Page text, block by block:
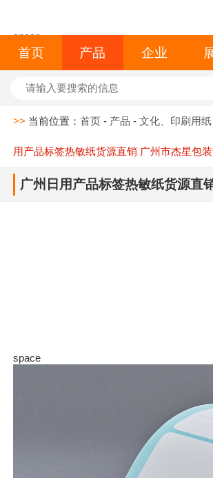
space
首页 产品 企业
>> 当前位置：首页 - 产品 -文化、印刷用纸
用产品标签热敏纸货源直销 广州市杰星包
广州日用产品标签热敏纸货源直
space